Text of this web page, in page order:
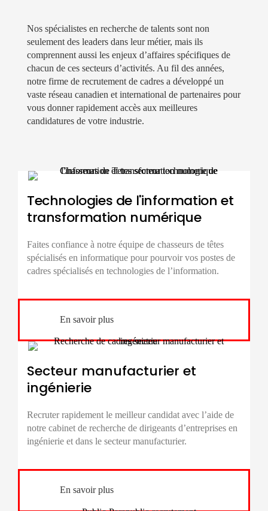
Nos spécialistes en recherche de talents sont non
seulement des leaders dans leur métier, mais ils
comprennent aussi les enjeux d’affaires spécifiques de
chacun de ces secteurs d’activités. Au fil des années,
notre firme de recrutement de cadres a développé un
vaste réseau canadien et international de partenaires pour
vous donner rapidement accès aux meilleures
candidatures de votre industrie.
Technologies de l'information et
transformation numérique
Faites confiance à notre équipe de chasseurs de têtes
spécialisés en informatique pour pourvoir vos postes de
cadres spécialisés en technologies de l’information.
En savoir plus
Secteur manufacturier et
ingénierie
Recruter rapidement le meilleur candidat avec l’aide de
notre cabinet de recherche de dirigeants d’entreprises en
ingénierie et dans le secteur manufacturier.
En savoir plus